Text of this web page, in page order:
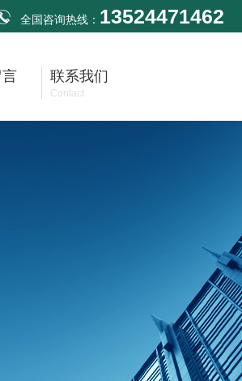
全国咨询热线： 13524471462
联系我们
Contact